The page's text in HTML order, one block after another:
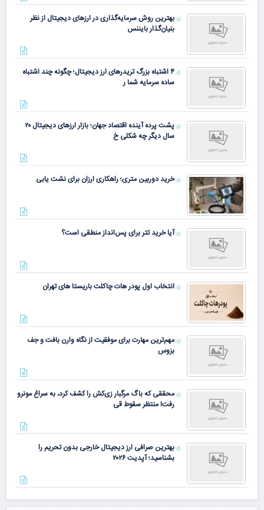
بهترین روش سرمایه‌گذاری در ارزهای دیجیتال از نظر
بنیان‌گذار بایننس
۴ اشتباه بزرگ تریدرهای ارز دیجیتال؛ چگونه چند اشتباه
ساده سرمایه شما ر
پشت پرده آینده اقتصاد جهان؛ بازار ارزهای دیجیتال ۲۰
سال دیگر چه شکلی خ
خرید دوربین متری؛ راهکاری ارزان برای نشت یابی
آیا خرید تتر برای پس‌انداز منطقی است؟
انتخاب اول پودر هات چاکلت باریستا های تهران
مهم‌ترین مهارت برای موفقیت از نگاه وارن بافت و جف
بزوس
محققی که باگ مرگبار زی‌کش را کشف کرد، به سراغ مونرو
رفت! منتظر سقوط قی
بهترین صرافی ارز دیجیتال خارجی بدون تحریم را
بشناسید؛ آپدیت ۲۰۲۶